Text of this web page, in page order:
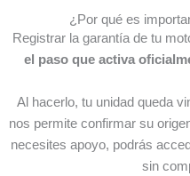
¿Por qué es
Registrar la garantía de tu
el paso que activa
Al hacerlo, tu unidad queda
nos permite confirmar su
necesites apoyo, podrás
sin